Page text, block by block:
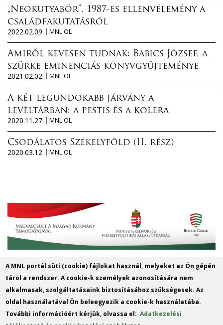
„Neokutyabőr”. 1987-es ellenvélemény a
családfakutatásról
2022.02.09.
MNL OL
Amiről kevesen tudnak: Babics József, a
szürke eminenciás könyvgyűjteménye
2021.02.02.
MNL OL
A két legundokabb járvány a
levéltárban: a pestis és a kolera
2020.11.27.
MNL OL
Csodálatos Székelyföld (II. rész)
2020.03.12.
MNL OL
Magyar Nemzeti Levéltár Győr-Moson-
Sopron Vármegye Győri Levéltára
9022 Győr, Liszt Ferenc u. 13.
Telefon: +36 96 312424
A MNL portál süti (cookie) fájlokat használ, melyeket az Ön gépén
tárol a rendszer. A cookie-k személyek azonosítására nem
alkalmasak, szolgáltatásaink biztosításához szükségesek. Az
oldal használatával Ön beleegyezik a cookie-k használatába.
További információért kérjük, olvassa el:Adatkezelési